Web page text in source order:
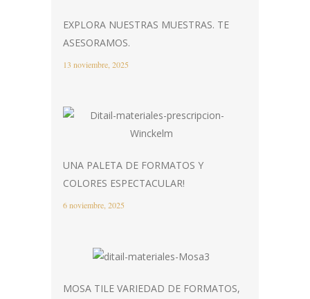
EXPLORA NUESTRAS MUESTRAS. TE
ASESORAMOS.
13 noviembre, 2025
UNA PALETA DE FORMATOS Y
COLORES ESPECTACULAR!
6 noviembre, 2025
MOSA TILE VARIEDAD DE FORMATOS,